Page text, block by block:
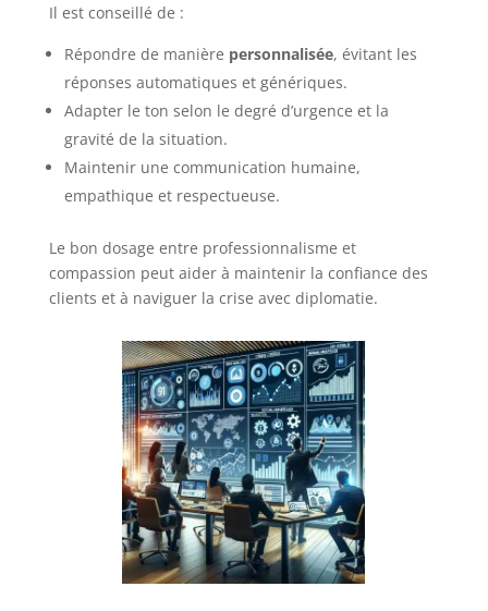
Il est conseillé de :
Répondre de manière personnalisée, évitant les
réponses automatiques et génériques.
Adapter le ton selon le degré d’urgence et la
gravité de la situation.
Maintenir une communication humaine,
empathique et respectueuse.
Le bon dosage entre professionnalisme et
compassion peut aider à maintenir la confiance des
clients et à naviguer la crise avec diplomatie.